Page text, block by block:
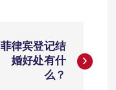
菲律宾登记结
婚好处有什
么？